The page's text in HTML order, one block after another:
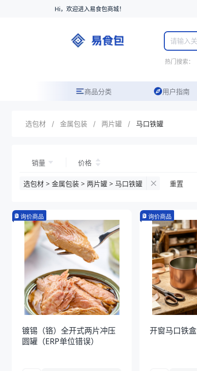
Hi，欢迎进入易食包商城！
热门搜索：
商品分类 用户指南
选包材 / 金属包装 / 两片罐 / 马口铁罐
销量 价格
选包材 > 金属包装 > 两片罐 > 马口铁罐 重置
询价商品
镀锡（铬）全开式两片冲压
圆罐（ERP单位错误）
询价商品
开窗马口铁盒